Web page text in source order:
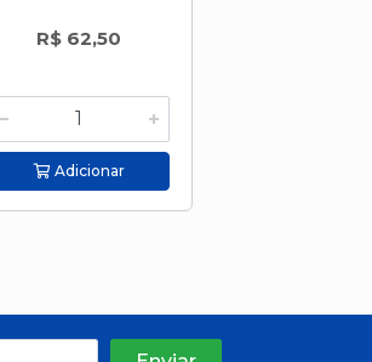
R$ 62,50
Adicionar